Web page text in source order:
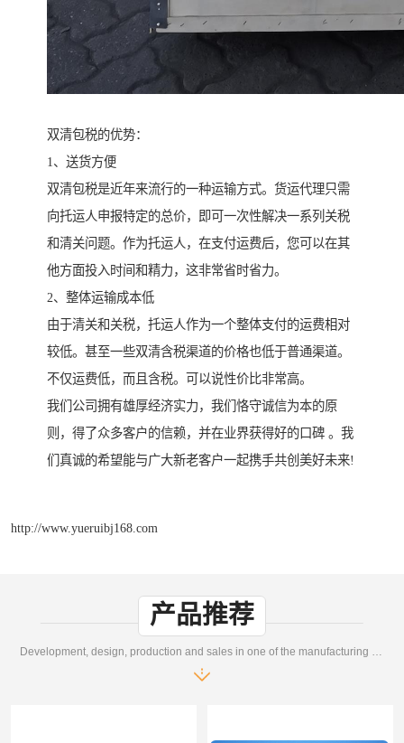
双清包税的优势：
1、送货方便
双清包税是近年来流行的一种运输方式。货运代理只需
向托运人申报特定的总价，即可一次性解决一系列关税
和清关问题。作为托运人，在支付运费后，您可以在其
他方面投入时间和精力，这非常省时省力。
2、整体运输成本低
由于清关和关税，托运人作为一个整体支付的运费相对
较低。甚至一些双清含税渠道的价格也低于普通渠道。
不仅运费低，而且含税。可以说性价比非常高。
我们公司拥有雄厚经济实力，我们恪守诚信为本的原
则，得了众多客户的信赖，并在业界获得好的口碑 。我
们真诚的希望能与广大新老客户一起携手共创美好未来!
http://www.yueruibj168.com
产品推荐